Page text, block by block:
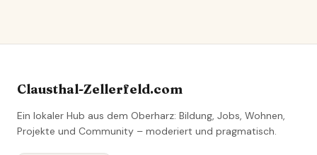
Clausthal-Zellerfeld.com
Ein lokaler Hub aus dem Oberharz: Bildung, Jobs, Wohnen,
Projekte und Community – moderiert und pragmatisch.